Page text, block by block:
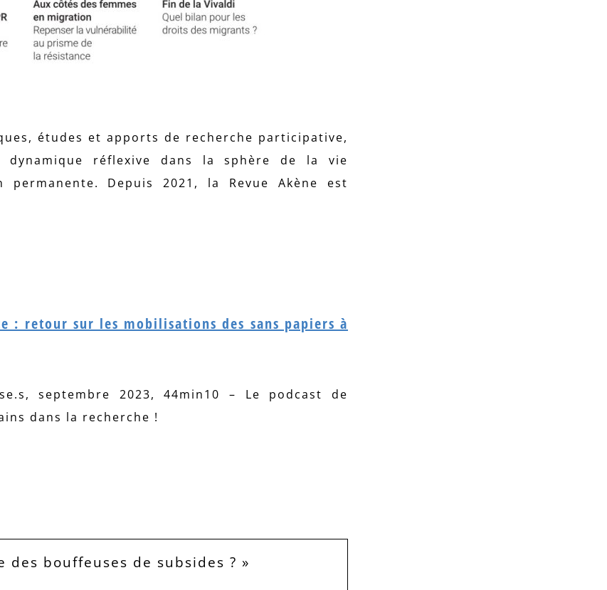
études et apports de recherche participative,
dynamique réflexive dans la sphère de la vie
Depuis 2021, la Revue Akène est
: retour sur les mobilisations des sans papiers à
septembre 2023, 44min10 – Le podcast de
dans la recherche !
des bouffeuses de subsides ? »